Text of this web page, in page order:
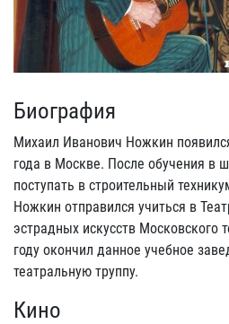
Биография
Михаил Иванович Ножкин
года в Москве. После обучения в
поступать в строительный
Ножкин отправился учиться в
эстрадных искусств Московского
году окончил данное учебное
театральную труппу.
Кино